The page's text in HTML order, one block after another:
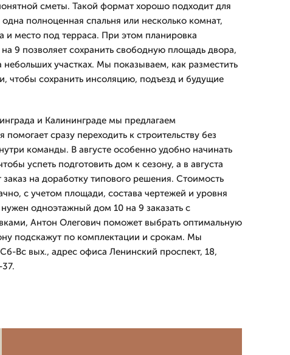
сметы. Такой формат хорошо подходит для
полноценная спальня или несколько комнат,
и место под терраса. При этом планировка
9 позволяет сохранить свободную площадь двора,
участках. Мы показываем, как разместить
чтобы сохранить инсоляцию, подъезд и будущие
и Калининграде мы предлагаем
сразу переходить к строительству без
команды. В августе особенно удобно начинать
успеть подготовить дом к сезону, а в августа
на доработку типового решения. Стоимость
с учетом площади, состава чертежей и уровня
одноэтажный дом 10 на 9 заказать с
Антон Олегович поможет выбрать оптимальную
подскажут по комплектации и срокам. Мы
Вс вых., адрес офиса Ленинский проспект, 18,